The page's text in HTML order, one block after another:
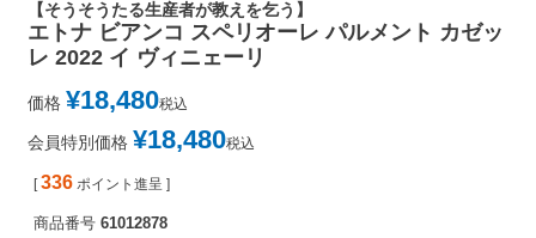
【そうそうたる生産者が教えを乞う】
エトナ ビアンコ スペリオーレ パルメント カゼッ
レ 2022 イ ヴィニェーリ
価格 ¥18,480税込
会員特別価格 ¥18,480税込
[ 336 ポイント進呈 ]
商品番号 61012878